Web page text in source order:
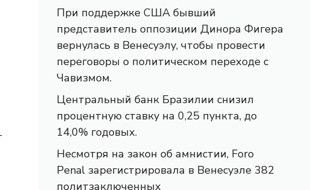
При поддержке США бывший
представитель оппозиции Динора Фигера
вернулась в Венесуэлу, чтобы провести
переговоры о политическом переходе с
Чавизмом.
Центральный банк Бразилии снизил
процентную ставку на 0,25 пункта, до
14,0% годовых.
Несмотря на закон об амнистии, Foro
Penal зарегистрировала в Венесуэле 382
политзаключенных